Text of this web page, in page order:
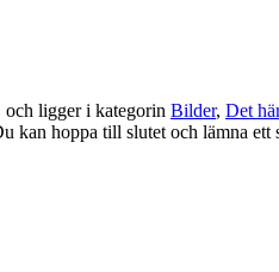
ligger i kategorin Bilder, Det
kan hoppa till slutet och lämna ett